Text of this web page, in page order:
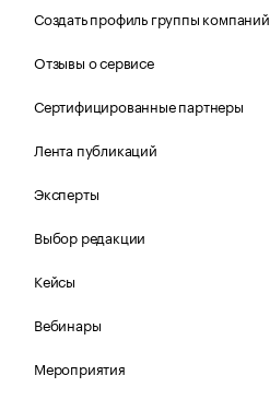
Создать профиль группы компаний
Отзывы о сервисе
Сертифицированные партнеры
Лента публикаций
Эксперты
Выбор редакции
Кейсы
Вебинары
Мероприятия